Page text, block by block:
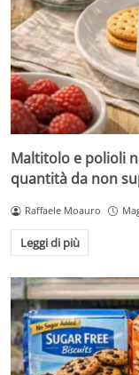
Maltitolo e polioli
quantità da non
Raffaele Moauro
Leggi di più